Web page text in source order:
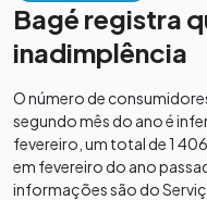
Bagé registra
inadimplência
O número de
segundo mês do ano é
fevereiro, um total de 1
em fevereiro do ano
informações são do